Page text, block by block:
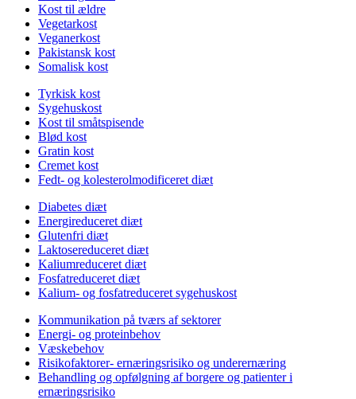
Kost til ældre
Vegetarkost
Veganerkost
Pakistansk kost
Somalisk kost
Tyrkisk kost
Sygehuskost
Kost til småtspisende
Blød kost
Gratin kost
Cremet kost
Fedt- og kolesterolmodificeret diæt
Diabetes diæt
Energireduceret diæt
Glutenfri diæt
Laktosereduceret diæt
Kaliumreduceret diæt
Fosfatreduceret diæt
Kalium- og fosfatreduceret sygehuskost
Kommunikation på tværs af sektorer
Energi- og proteinbehov
Væskebehov
Risikofaktorer- ernæringsrisiko og underernæring
Behandling og opfølgning af borgere og patienter i
ernæringsrisiko